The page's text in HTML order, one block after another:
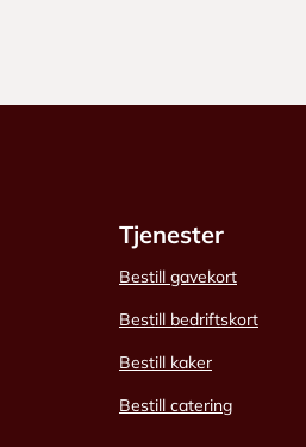
Tjenester
Bestill gavekort
Bestill bedriftskort
Bestill kaker
Bestill catering